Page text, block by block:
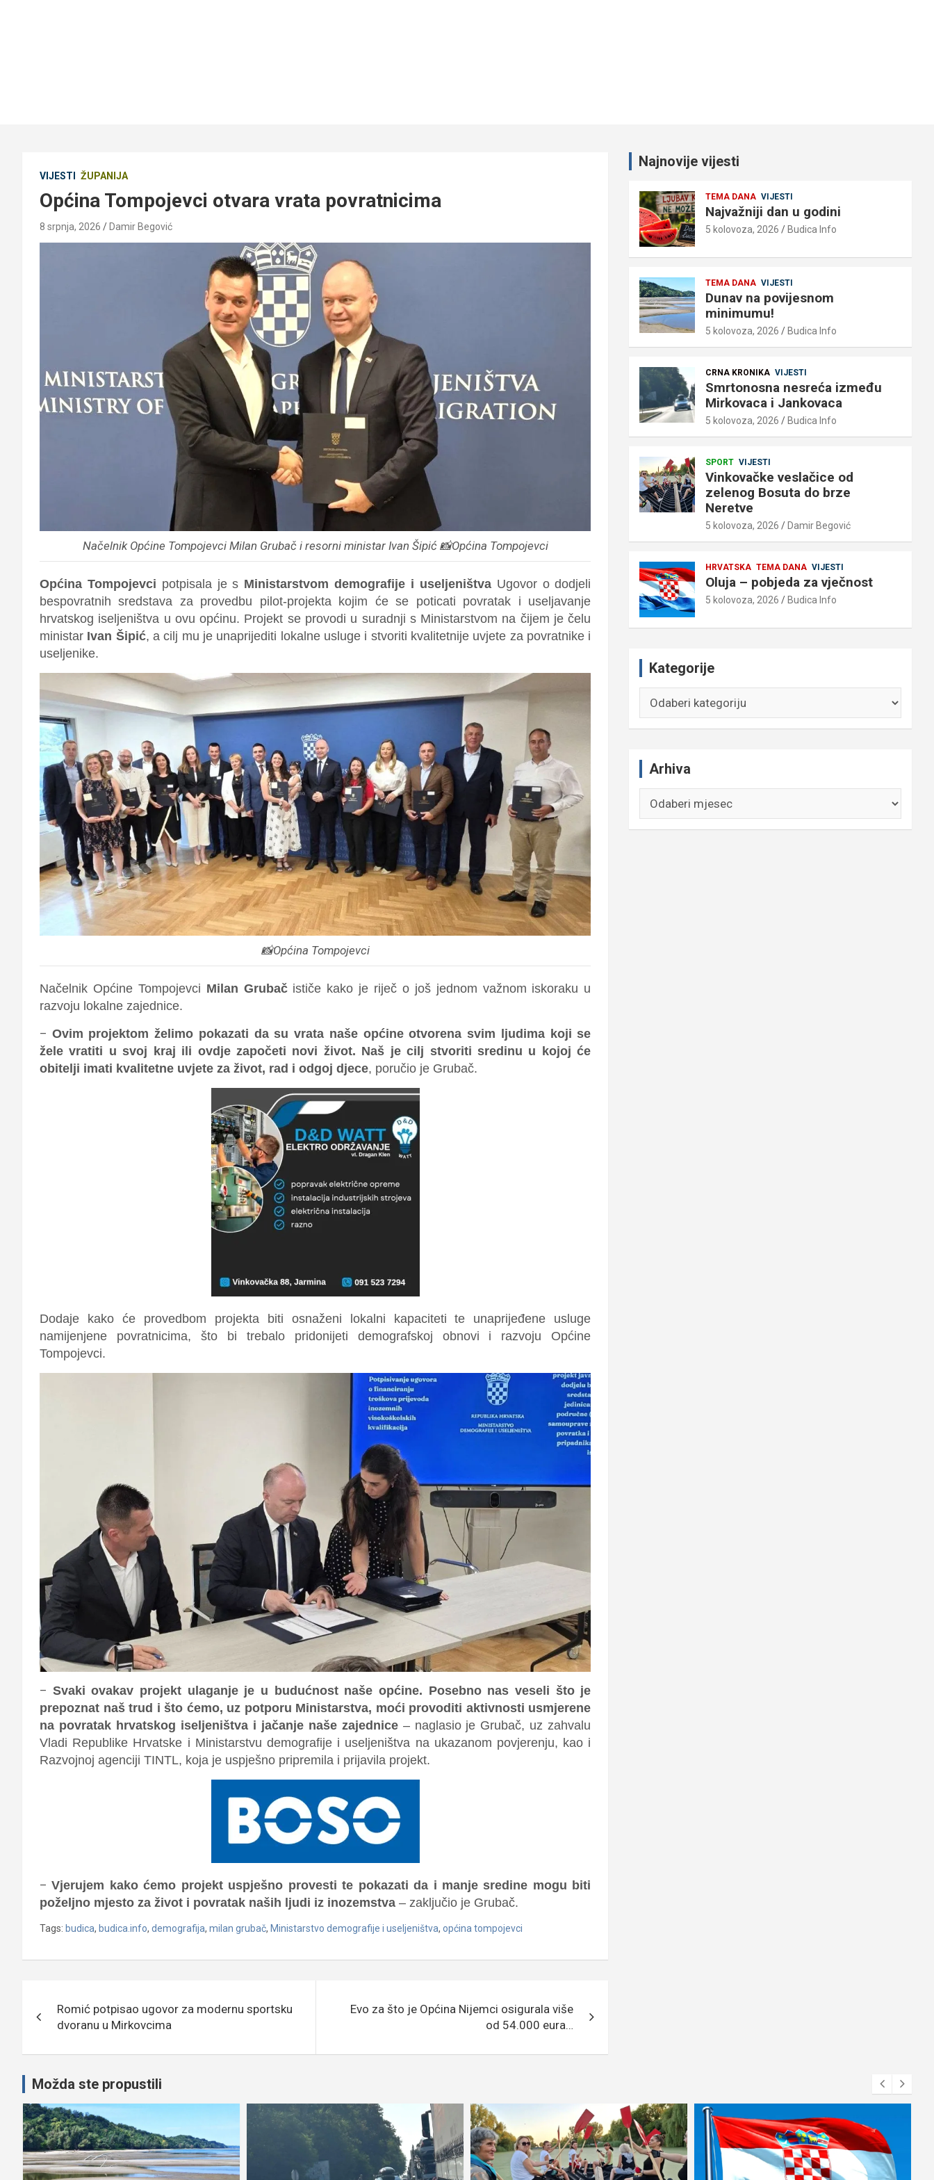
VIJESTI ŽUPANIJA
Općina Tompojevci otvara vrata povratnicima
8 srpnja, 2026 Damir Begović
Načelnik Općine Tompojevci Milan Grubač i resorni ministar Ivan Šipić 📸Općina Tompojevci
Općina Tompojevci potpisala je s Ministarstvom demografije i useljeništvaUgovor o dodjeli
bespovratnih sredstava za provedbu pilot-projekta kojim će se poticati povratak i useljavanje
hrvatskog iseljeništva u ovu općinu. Projekt se provodi u suradnji s Ministarstvom na čijem je čelu
ministar Ivan Šipić, a cilj mu je unaprijediti lokalne usluge i stvoriti kvalitetnije uvjete za povratnike i
useljenike.
📸Općina Tompojevci
Načelnik Općine Tompojevci Milan Grubačističe kako je riječ o još jednom važnom iskoraku u
razvoju lokalne zajednice.
– Ovim projektom želimo pokazati da su vrata naše općine otvorena svim ljudima koji se
žele vratiti u svoj kraj ili ovdje započeti novi život. Naš je cilj stvoriti sredinu u kojoj će
obitelji imati kvalitetne uvjete za život, rad i odgoj djece, poručio je Grubač.
Dodaje kako će provedbom projekta biti osnaženi lokalni kapaciteti te unaprijeđene usluge
namijenjene povratnicima, što bi trebalo pridonijeti demografskoj obnovi i razvoju Općine
Tompojevci.
– Svaki ovakav projekt ulaganje je u budućnost naše općine. Posebno nas veseli što je
prepoznat naš trud i što ćemo, uz potporu Ministarstva, moći provoditi aktivnosti usmjerene
na povratak hrvatskog iseljeništva i jačanje naše zajednice– naglasio je Grubač, uzzahvalu
Vladi Republike Hrvatske i Ministarstvu demografije i useljeništva na ukazanom povjerenju, kao i
Razvojnoj agenciji TINTL, koja je uspješno pripremila i prijavila projekt.
–Vjerujem kako ćemo projekt uspješno provesti te pokazati da i manje sredine mogu biti
poželjno mjesto za život i povratak naših ljudi iz inozemstva – zaključio je Grubač.
Tags: budica, budica.info, demografija, milan grubač, Ministarstvo demografije i useljeništva, općina tompojevci
objava
Romić potpisao ugovor za modernu sportsku
dvoranu u Mirkovcima
Evo za što je Općina Nijemci osigurala više
od 54.000 eura…
Najnovije vijesti
TEMA DANA VIJESTI
Najvažniji dan u godini
5 kolovoza, 2026 Budica Info
TEMA DANA VIJESTI
Dunav na povijesnom
minimumu!
5 kolovoza, 2026 Budica Info
CRNA KRONIKA VIJESTI
Smrtonosna nesreća između
Mirkovaca i Jankovaca
5 kolovoza, 2026 Budica Info
SPORT VIJESTI
Vinkovačke veslačice od
zelenog Bosuta do brze
Neretve
5 kolovoza, 2026 Damir Begović
HRVATSKA TEMA DANA VIJESTI
Oluja – pobjeda za vječnost
5 kolovoza, 2026 Budica Info
Kategorije
Arhiva
Možda ste propustili